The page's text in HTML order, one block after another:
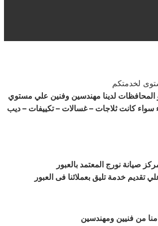
لدينا مهندسين وفنين علي مستوي
كانت ثلاجات – غسالات – تكييفات – ديب